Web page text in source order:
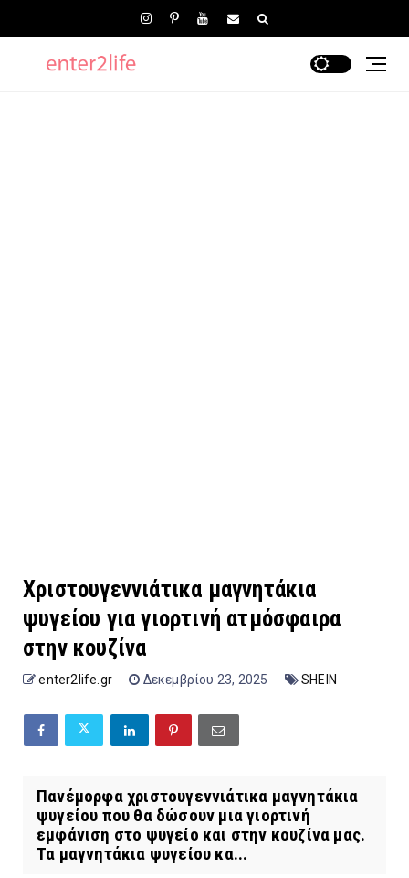
Χριστουγεννιάτικα μαγνητάκια
ψυγείου για γιορτινή ατμόσφαιρα
στην κουζίνα
enter2life.gr Δεκεμβρίου 23, 2025 SHEIN
Πανέμορφα χριστουγεννιάτικα μαγνητάκια
ψυγείου που θα δώσουν μια γιορτινή
εμφάνιση στο ψυγείο και στην κουζίνα μας.
Τα μαγνητάκια ψυγείου κα...